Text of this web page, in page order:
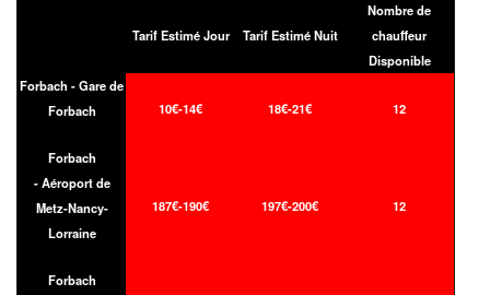
Tarif Estimé Jour Tarif Estimé Nuit
Nombre de
chauffeur
Disponible
Forbach - Gare de
Forbach
10€-14€ 18€-21€ 12
Forbach
- Aéroport de
Metz-Nancy-
Lorraine
187€-190€ 197€-200€ 12
Forbach